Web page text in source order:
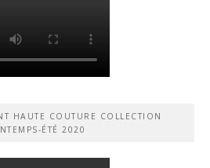
HAUTE COUTURE COLLECTION
ÉTÉ 2020